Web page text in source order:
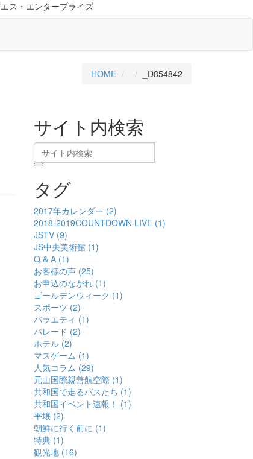
ス・エンタープライズ
HOME _D854842
サイト内検索
タグ
2017年カレンダー (2)
2018-2019COUNTDOWN LIVE (1)
JSTV (9)
JS中央美術館 (1)
Q & A (1)
お客様の声 (25)
お申込のながれ (1)
ゴールデンウィーク (1)
スポーツ (2)
バラエティ (1)
パレード (2)
ホテル (2)
マスゲーム (1)
人気コラム (29)
元山国際親善航空際 (1)
共和国で走るバスたち (1)
共和国イベント速報！ (1)
平壌 (2)
朝鮮に行く前に (1)
特典 (1)
観光地 (16)